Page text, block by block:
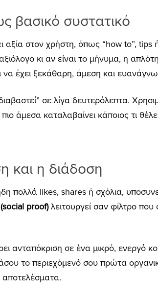
βασικό συστατικό
στον χρήστη, όπως “how to”, tips
κι αν είναι το μήνυμα, η
να έχει ξεκάθαρη, άμεση και
σε λίγα δευτερόλεπτα.
άμεσα καταλαβαίνει κάποιος τι
και η διάδοση
πολλά likes, shares ή σχόλια,
proof)λειτουργεί σαν φίλτρο
ανταπόκριση σε ένα μικρό, ενεργό
το περιεχόμενό σου πρώτα
αποτελέσματα.